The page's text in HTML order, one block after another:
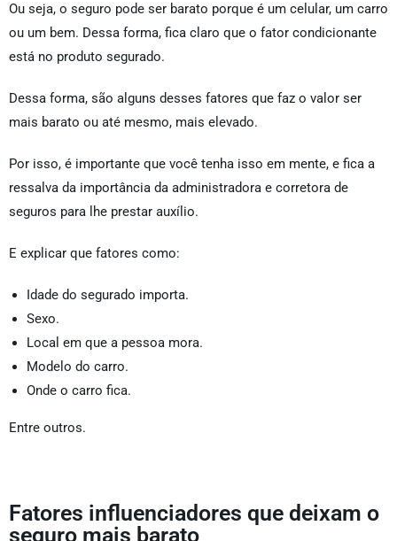
Ou seja, o seguro pode ser barato porque é um celular, um carro
ou um bem. Dessa forma, fica claro que o fator condicionante
está no produto segurado.
Dessa forma, são alguns desses fatores que faz o valor ser
mais barato ou até mesmo, mais elevado.
Por isso, é importante que você tenha isso em mente, e fica a
ressalva da importância da administradora e corretora de
seguros para lhe prestar auxílio.
E explicar que fatores como:
Idade do segurado importa.
Sexo.
Local em que a pessoa mora.
Modelo do carro.
Onde o carro fica.
Entre outros.
Fatores influenciadores que deixam o
seguro mais barato